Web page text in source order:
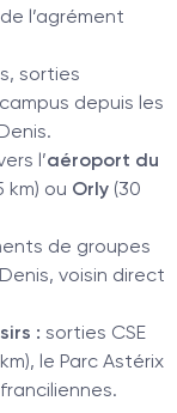
l’agrément
sorties
depuis les
l’aéroport du
km) ou Orly (30
de groupes
voisin direct
: sorties CSE
le Parc Astérix